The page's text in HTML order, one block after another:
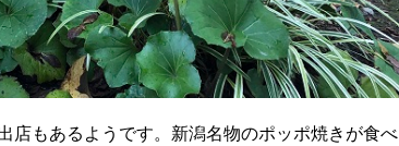
店もあるようです。新潟名物のポッポ焼きが食べ